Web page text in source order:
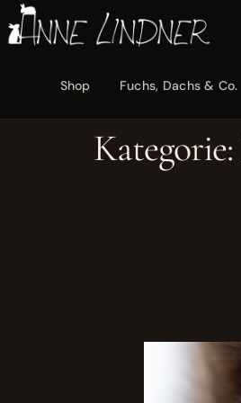
Shop Fuchs, Dachs & Co.
Kategorie: